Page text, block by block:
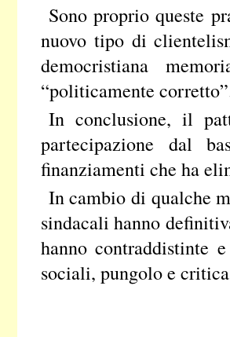
Sono proprio queste
nuovo tipo di
democristiana
“politicamente
In conclusione, il
partecipazione dal
finanziamenti che ha
In cambio di qualche
sindacali hanno
hanno contraddistinte
sociali, pungolo e